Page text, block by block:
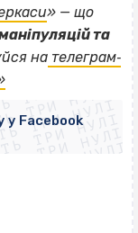
» — що
та
на телеграм‐
ТРИ НУЛІ
ТРИ НУЛІ
ТРИ НУЛІ
ТРИ НУЛІ
ТРИ НУЛІ
ТРИ НУЛІ
ТРИ НУЛІ
ТРИ НУЛІ
у Facebook